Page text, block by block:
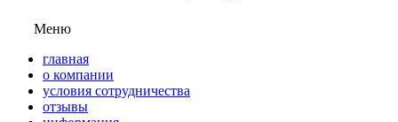
Меню
главная
о компании
условия сотрудничества
отзывы